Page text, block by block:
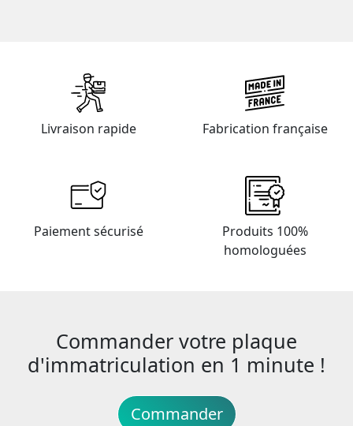
Livraison rapide Fabrication française
Paiement sécurisé
Produits 100%
homologuées
Commander votre plaque
d'immatriculation en 1 minute !
Commander